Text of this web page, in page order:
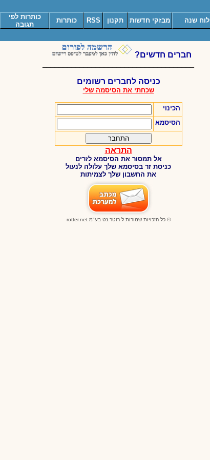
לוח שנה מבזקי חדשות תקנון RSS כותרות
כותרות לפי
תגובה
חברים חדשים?
כניסה לחברים רשומים
שכחתי את הסיסמה שלי
הכינוי
הסיסמא
התראה
אל תמסור את הסיסמא לזרים
כניסת זר בסיסמא שלך עלולה לנעול
את החשבון שלך לצמיתות
© כל הזכויות שמורות ל-רוטר.נט בע"מrotter.net